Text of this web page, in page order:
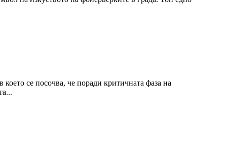
се посочва, че поради критичната фаза на